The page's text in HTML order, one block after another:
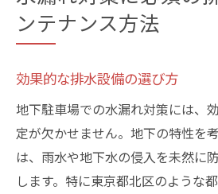
ンテナンス方法
効果的な排水設備の選び方
地下駐車場での水漏れ対策には、
定が欠かせません。地下の特性を
は、雨水や地下水の侵入を未然に
します。特に東京都北区のような